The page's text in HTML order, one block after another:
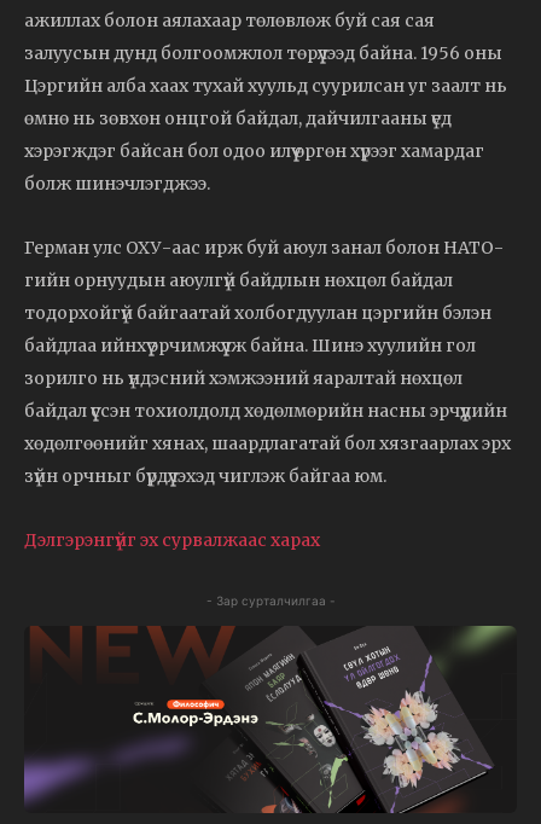
ажиллах болон аялахаар төлөвлөж буй сая сая
залуусын дунд болгоомжлол төрүүлээд байна. 1956 оны
Цэргийн алба хаах тухай хуульд суурилсан уг заалт нь
өмнө нь зөвхөн онцгой байдал, дайчилгааны үед
хэрэгждэг байсан бол одоо илүү өргөн хүрээг хамардаг
болж шинэчлэгджээ.
Герман улс ОХУ-аас ирж буй аюул занал болон НАТО-
гийн орнуудын аюулгүй байдлын нөхцөл байдал
тодорхойгүй байгаатай холбогдуулан цэргийн бэлэн
байдлаа ийнхүү эрчимжүүлж байна. Шинэ хуулийн гол
зорилго нь үндэсний хэмжээний яаралтай нөхцөл
байдал үүссэн тохиолдолд хөдөлмөрийн насны эрчүүдийн
хөдөлгөөнийг хянах, шаардлагатай бол хязгаарлах эрх
зүйн орчныг бүрдүүлэхэд чиглэж байгаа юм.
Дэлгэрэнгүйг эх сурвалжаас харах
- Зар сурталчилгаа -